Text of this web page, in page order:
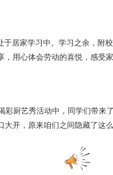
居家学习中。学习之余，附
用心体会劳动的喜悦，感受家
喝彩厨艺秀活动中，同学们带
开，原来咱们之间隐藏了这